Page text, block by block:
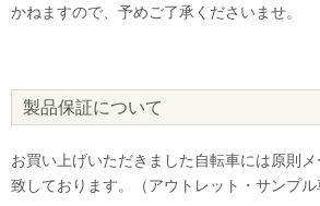
かねますので、予めご了承くださいませ。
製品保証について
お買い上げいただきました自転車には原則
致しております。（アウトレット・サンプル